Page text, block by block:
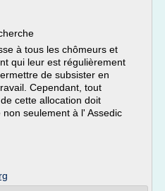
à tous les chômeurs et
qui leur est régulièrement
de subsister en
Cependant, tout
cette allocation doit
seulement à l' Assedic